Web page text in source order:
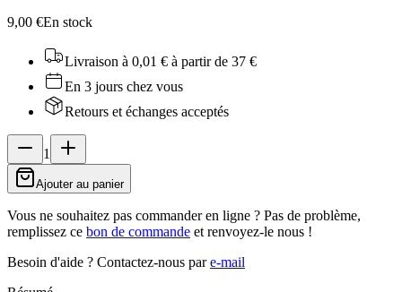
9,00 €En stock
Livraison à 0,01 € à partir de 37 €
En 3 jours chez vous
Retours et échanges acceptés
1
Ajouter au panier
Vous ne souhaitez pas commander en ligne ? Pas de problème,
remplissez ce bon de commande et renvoyez-le nous !
Besoin d'aide ? Contactez-nous pare-mail